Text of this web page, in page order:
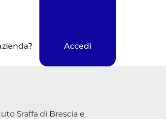
Accedi
Sraffa di Brescia e